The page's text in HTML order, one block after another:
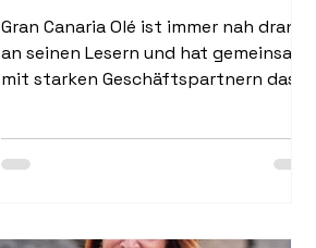
Gran Canaria Olé ist immer nah dran
an seinen Lesern und hat gemeinsam
mit starken Geschäftspartnern das
machen mit: Restaurants,
Vorteil: Schon nach wenigen